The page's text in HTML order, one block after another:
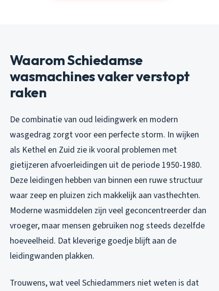
Waarom Schiedamse
wasmachines vaker verstopt
raken
De combinatie van oud leidingwerk en modern
wasgedrag zorgt voor een perfecte storm. In wijken
als Kethel en Zuid zie ik vooral problemen met
gietijzeren afvoerleidingen uit de periode 1950-1980.
Deze leidingen hebben van binnen een ruwe structuur
waar zeep en pluizen zich makkelijk aan vasthechten.
Moderne wasmiddelen zijn veel geconcentreerder dan
vroeger, maar mensen gebruiken nog steeds dezelfde
hoeveelheid. Dat kleverige goedje blijft aan de
leidingwanden plakken.
Trouwens, wat veel Schiedammers niet weten is dat